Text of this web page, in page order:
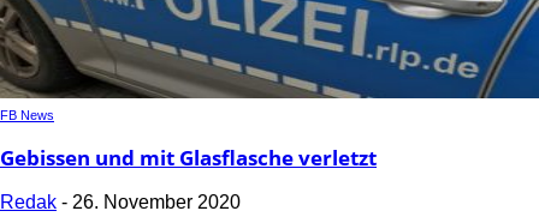
FB News
Gebissen und mit Glasflasche verletzt
Redak - 26. November 2020